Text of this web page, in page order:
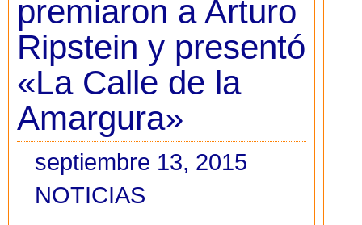
premiaron a Arturo
Ripstein y presentó
«La Calle de la
Amargura»
septiembre 13, 2015
NOTICIAS